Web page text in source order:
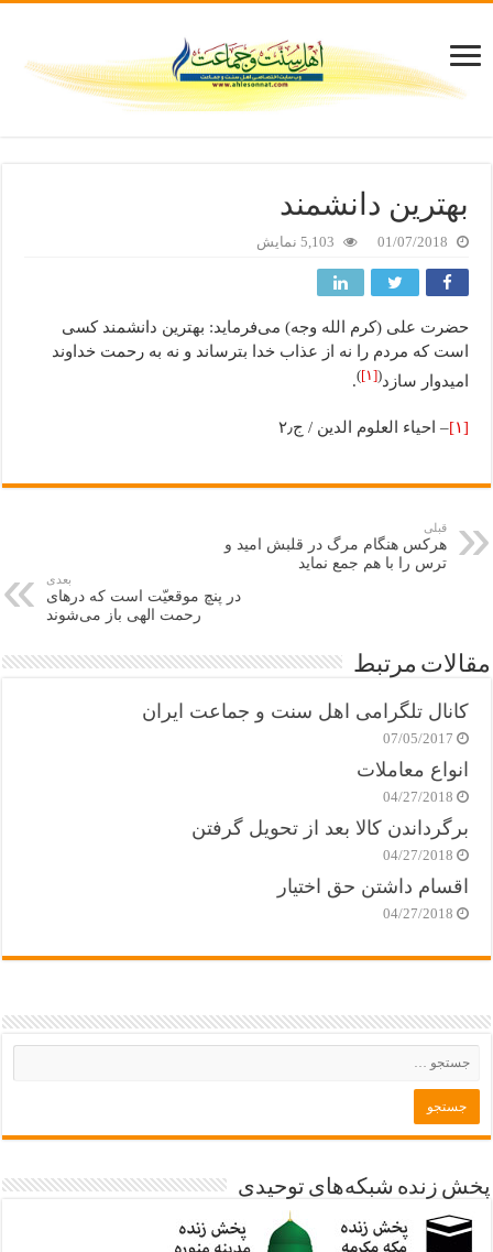
بهترین دانشمند
01/07/2018 5,103 نمایش
حضرت علی (کرم الله وجه) می‌فرماید: بهترین دانشمند کسی
است که مردم را نه از عذاب خدا بترساند و نه به رحمت خداوند
امیدوار سازد([۱] )
.
[۱] – احیاء العلوم الدین / ج۲٫
قبلی
هرکس هنگام مرگ در قلبش امید و
ترس را با هم جمع نماید
بعدی
در پنچ موقعیّت است که درهای
رحمت الهی باز می‌شوند
مقالات مرتبط
کانال تلگرامی اهل سنت و جماعت ایران
07/05/2017
انواع معاملات
04/27/2018
برگرداندن کالا بعد از تحویل گرفتن
04/27/2018
اقسام داشتن حق اختیار
04/27/2018
پخش زنده شبکه‌های توحیدی